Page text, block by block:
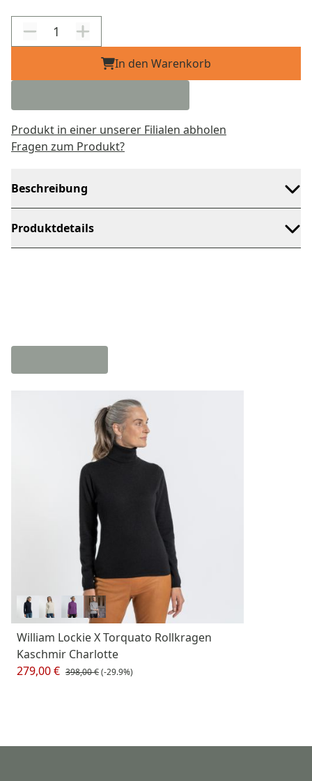
In den Warenkorb
Produkt in einer unserer Filialen abholen
Fragen zum Produkt?
Beschreibung
Produktdetails
William Lockie X Torquato Rollkragen
Kaschmir Charlotte
279,00 € 398,00 €(-29.9%)